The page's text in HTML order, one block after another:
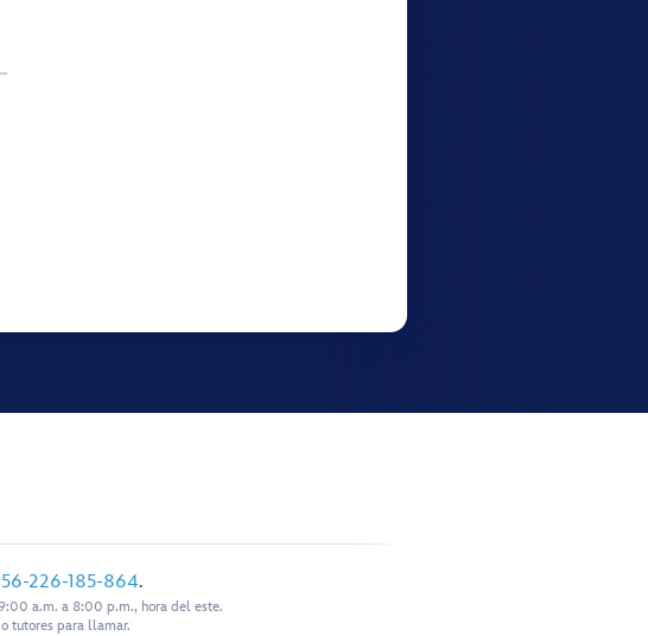
56-226-185-864.
a.m. a 8:00 p.m., hora del este.
tutores para llamar.